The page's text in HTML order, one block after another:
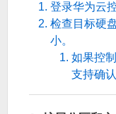
登录华为云
检查目标硬
小。
如果控
支持确